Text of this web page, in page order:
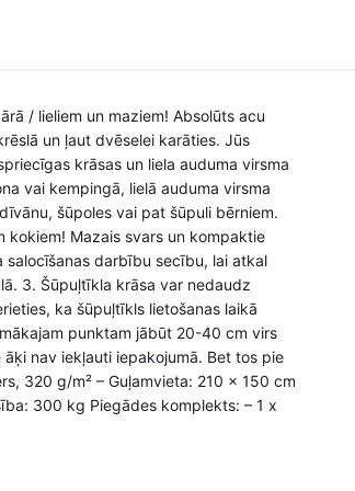
/ lieliem un maziem! Absolūts acu
un ļaut dvēselei karāties. Jūs
krāsas un liela auduma virsma
vai kempingā, lielā auduma virsma
šūpoles vai pat šūpuli bērniem.
Mazais svars un kompaktie
darbību secību, lai atkal
3. Šūpuļtīkla krāsa var nedaudz
ka šūpuļtīkls lietošanas laikā
punktam jābūt 20-40 cm virs
nav iekļauti iepakojumā. Bet tos pie
320 g/m² – Guļamvieta: 210 x 150 cm
300 kg Piegādes komplekts: – 1 x